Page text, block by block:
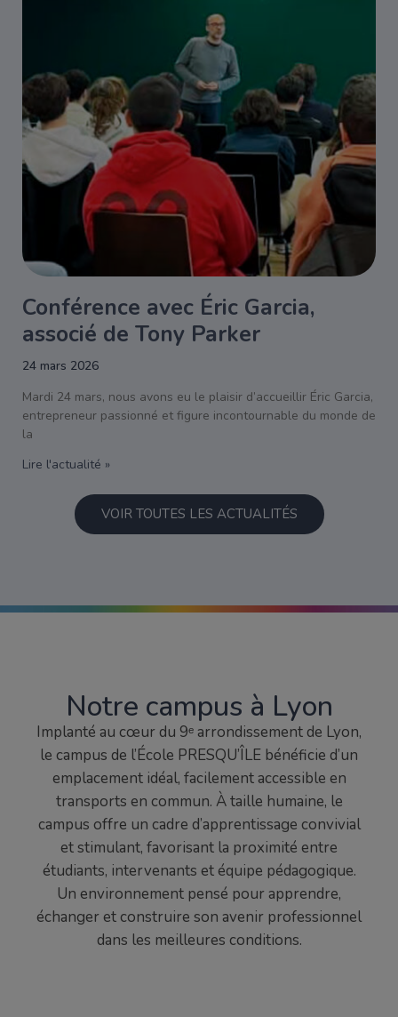
Conférence avec Éric Garcia,
associé de Tony Parker
24 mars 2026
Mardi 24 mars, nous avons eu le plaisir d’accueillir Éric Garcia,
entrepreneur passionné et figure incontournable du monde de
la
Lire l'actualité »
VOIR TOUTES LES ACTUALITÉS
Notre campus à Lyon
Implanté au cœur du 9ᵉ arrondissement de Lyon,
le campus de l’École PRESQU’ÎLE bénéficie d’un
emplacement idéal, facilement accessible en
transports en commun. À taille humaine, le
campus offre un cadre d’apprentissage convivial
et stimulant, favorisant la proximité entre
étudiants, intervenants et équipe pédagogique.
Un environnement pensé pour apprendre,
échanger et construire son avenir professionnel
dans les meilleures conditions.